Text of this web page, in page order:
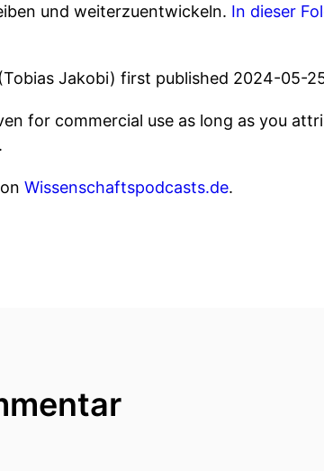
und weiterzuentwickeln. In dieser
Jakobi) first published 2024-05-
for commercial use as long as you
Wissenschaftspodcasts.de.